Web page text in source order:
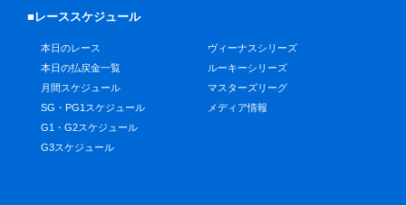
■レーススケジュール
本日のレース
本日の払戻金一覧
月間スケジュール
SG・PG1スケジュール
G1・G2スケジュール
G3スケジュール
ヴィーナスシリーズ
ルーキーシリーズ
マスターズリーグ
メディア情報